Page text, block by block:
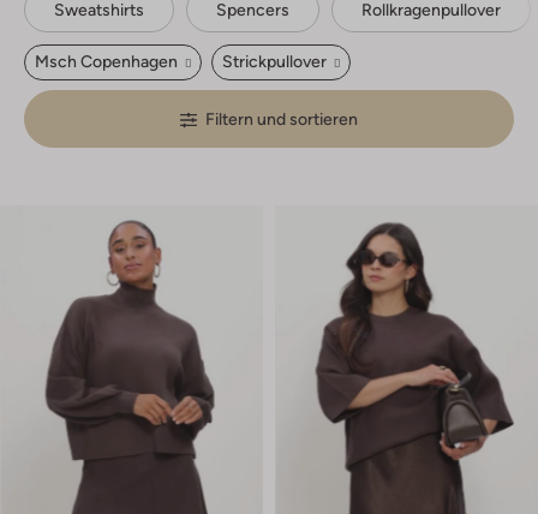
Sweatshirts Spencers Rollkragenpullover
Msch Copenhagen Strickpullover
Filtern und sortieren